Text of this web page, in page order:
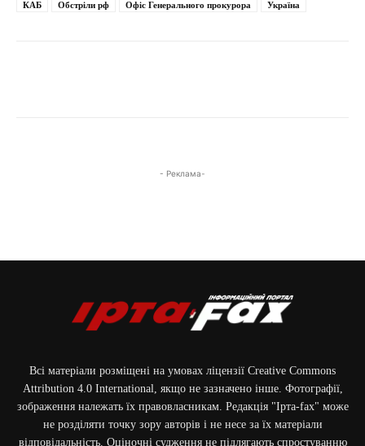
КАБ Обстріли рф Офіс Генерального прокурора Україна
- Реклама-
Всі матеріали розміщені на умовах ліцензії Creative Commons
Attribution 4.0 International, якщо не зазначено інше. Фотографії,
зображення належать їх правовласникам. Редакція "Ірта-fax" може
не розділяти точку зору авторів і не несе за їх матеріали
відповідальність. Оціночні судження не підлягають спростуванню